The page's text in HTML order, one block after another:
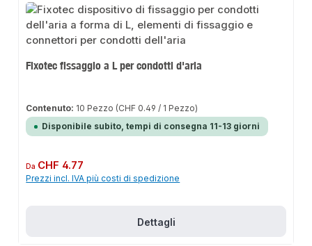
Fixotec fissaggio a L per condotti d'aria
Contenuto: 10 Pezzo (CHF 0.49 / 1 Pezzo)
Disponibile subito, tempi di consegna 11-13 giorni
Prezzo normale:
Da CHF 4.77
Prezzi incl. IVA più costi di spedizione
Dettagli